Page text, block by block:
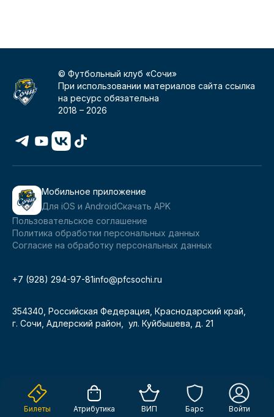
Билеты Атрибутика ВИП Барс Войти
© Футбольный клуб «Сочи»
При использовании материалов сайта ссылка
на ресурс обязательна
2018 –2026
Мобильное приложение
Для iOS и AndroidСкачать APK
Пользовательское соглашение
Политика обработки персональных данных
Согласие на обработку персональных данных
+7 (928) 294-97-81info@pfcsochi.ru
354340, Российская Федерация, Краснодарский край,
г. Сочи, Адлерский район, ул. Куйбышева, д. 21